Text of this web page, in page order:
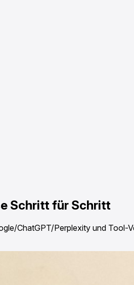
Schritt für Schritt
ChatGPT/Perplexity und Tool-